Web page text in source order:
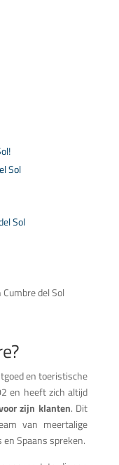
Sol
Sol
en toeristische
en heeft zich altijd
zijn klanten. Dit
van meertalige
Spaans spreken.